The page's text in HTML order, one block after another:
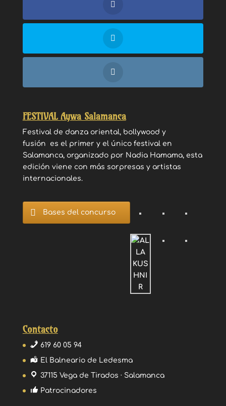
FESTIVAL Aywa Salamanca
Festival de danza oriental, bollywood y
fusión es el primer y el único festival en
Salamanca, organizado por Nadia Hamama, esta
edición viene con más sorpresas y artistas
internacionales.
Bases del concurso
Contacto
619 60 05 94
El Balneario de Ledesma
37115 Vega de Tirados · Salamanca
Patrocinadores